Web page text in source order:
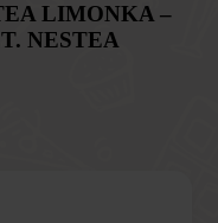
LIMONKA –
NESTEA